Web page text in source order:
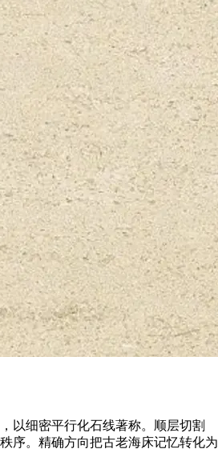
以细密平行化石线著称。顺层切割
序。精确方向把古老海床记忆转化为